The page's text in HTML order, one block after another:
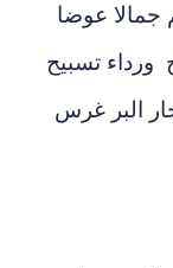
عوضا
تسبيح
غرس